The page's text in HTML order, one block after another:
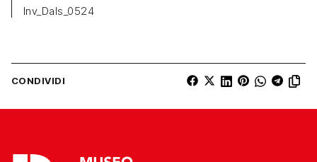
Inv_Dals_0524
CONDIVIDI